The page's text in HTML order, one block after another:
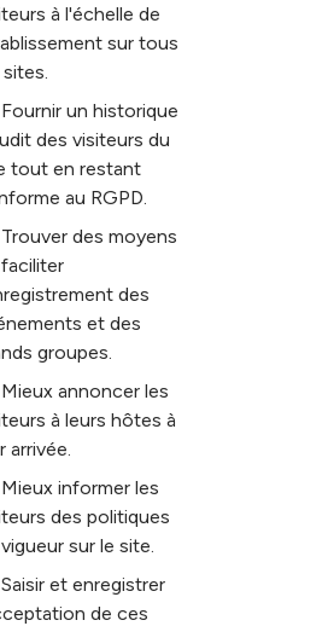
à l'échelle de
sur tous
Fournir un historique
des visiteurs du
tout en restant
au RGPD.
Trouver des moyens
des
et des
groupes.
Mieux annoncer les
à leurs hôtes à
arrivée.
Mieux informer les
des politiques
sur le site.
Saisir et enregistrer
de ces